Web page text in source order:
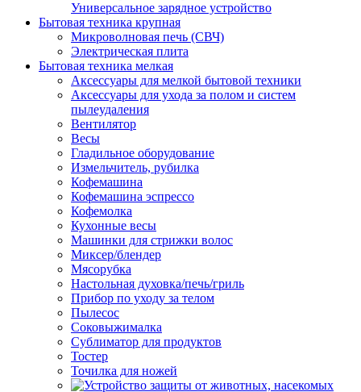
Универсальное зарядное устройство
Бытовая техника крупная
Микроволновая печь (СВЧ)
Электрическая плита
Бытовая техника мелкая
Аксессуары для мелкой бытовой техники
Аксессуары для ухода за полом и систем
пылеудаления
Вентилятор
Весы
Гладильное оборудование
Измельчитель, рубилка
Кофемашина
Кофемашина эспрессо
Кофемолка
Кухонные весы
Машинки для стрижки волос
Миксер/блендер
Мясорубка
Настольная духовка/печь/гриль
Прибор по уходу за телом
Пылесос
Соковыжималка
Сублиматор для продуктов
Тостер
Точилка для ножей